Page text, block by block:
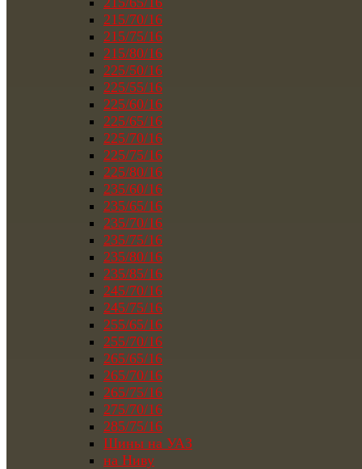
215/70/16
215/75/16
215/80/16
225/50/16
225/55/16
225/60/16
225/65/16
225/70/16
225/75/16
225/80/16
235/60/16
235/65/16
235/70/16
235/75/16
235/80/16
235/85/16
245/70/16
245/75/16
255/65/16
255/70/16
265/65/16
265/70/16
265/75/16
275/70/16
285/75/16
Шины на УАЗ
на Ниву